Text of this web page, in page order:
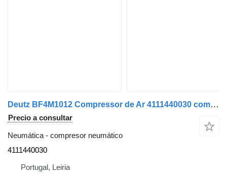
Deutz BF4M1012 Compressor de Ar 4111440030 compresor neumático para Deutz camión
Precio a consultar
Neumática - compresor neumático
4111440030
Portugal, Leiria